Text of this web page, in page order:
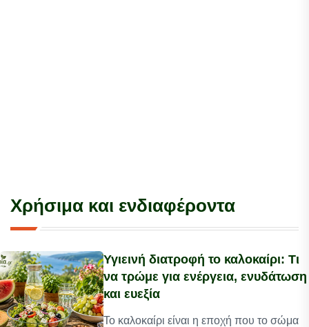
Χρήσιμα και ενδιαφέροντα
Υγιεινή διατροφή το καλοκαίρι: Τι
να τρώμε για ενέργεια, ενυδάτωση
και ευεξία
Το καλοκαίρι είναι η εποχή που το σώμα